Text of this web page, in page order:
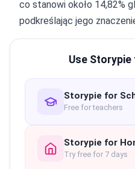
co stanowi około 14,82%
podkreślając jego
Use
Storypie for
Free for teachers
Storypie for
Try free for 7 days